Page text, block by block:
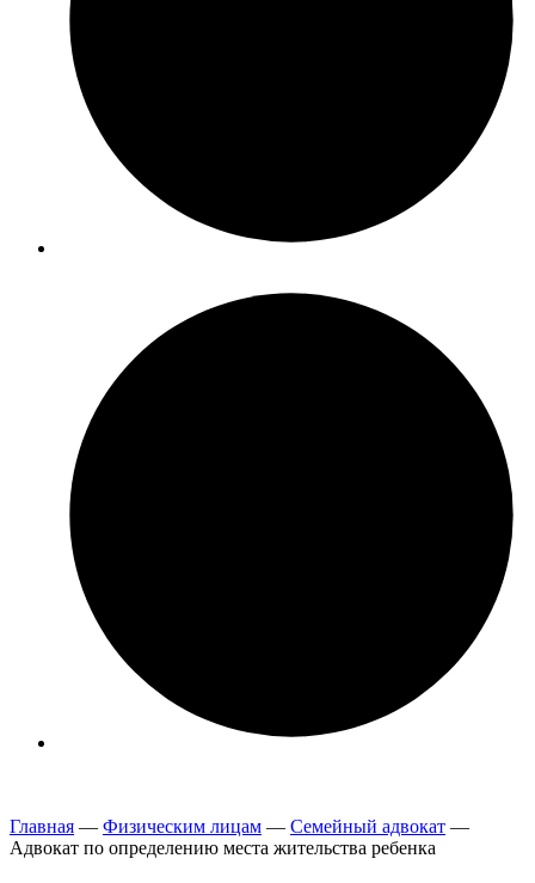
Главная — Физическим лицам — Семейный адвокат —
Адвокат по определению места жительства ребенка